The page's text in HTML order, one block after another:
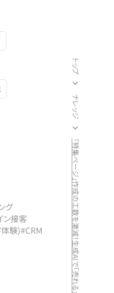
トップ
ナレッジ
グ
ン接客
験)#CRM